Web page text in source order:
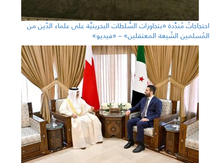
احتجاجاتٌ مُندِّدة «بتجاوزات السُّلطات البحرينيَّة على علماء الدّين من
المُسلمين الشّيعة المعتقلين» – «فيديو»